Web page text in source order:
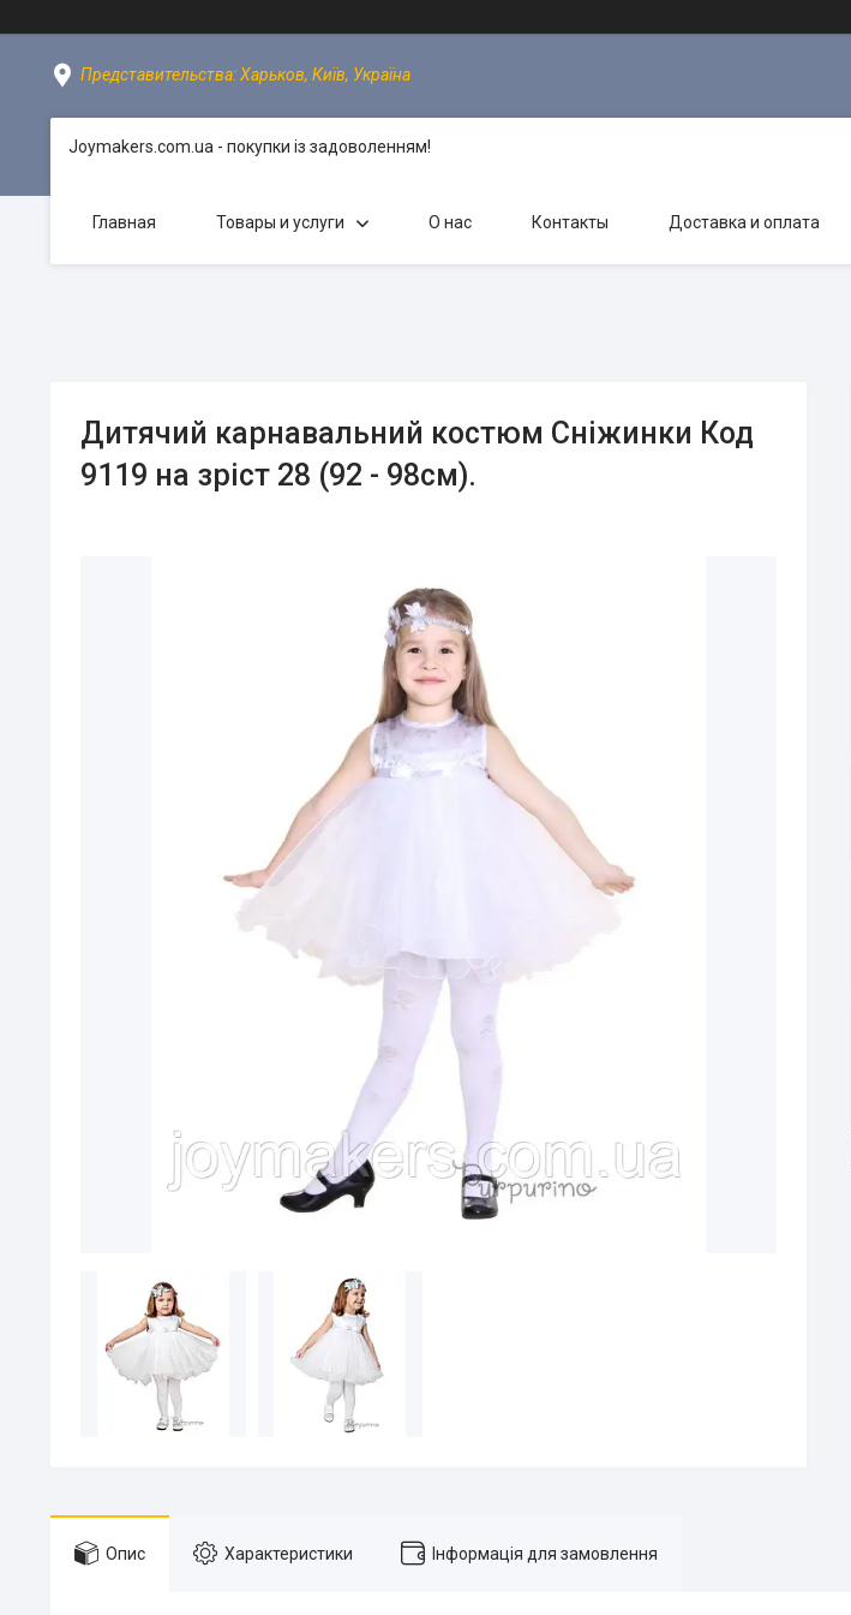
Представительства: Харьков, Київ, Україна
Joymakers.com.ua - покупки із задоволенням!
Главная Товары и услуги О нас Контакты Доставка и оплата
Дитячий карнавальний костюм Сніжинки Код
9119 на зріст 28 (92 - 98см).
Опис Характеристики Інформація для замовлення